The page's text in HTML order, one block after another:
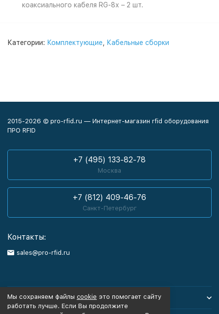
коаксиального кабеля RG-8х – 2 шт.
Категории: Комплектующие Кабельные сборки
2015-2026 © pro-rfid.ru — Интернет-магазин rfid оборудования
ПРО RFID
+7 (495) 133-82-78
Москва
+7 (812) 409-46-76
Санкт-Петербург
Контакты:
sales@pro-rfid.ru
Каталог товаров
Мы сохраняем файлы cookie это помогает сайту
работать лучше. Если Вы продолжите